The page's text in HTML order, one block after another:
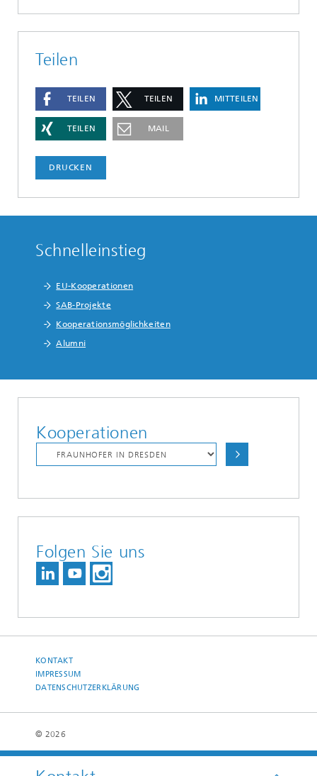
Teilen
TEILEN TEILEN MITTEILEN
TEILEN MAIL
DRUCKEN
Schnelleinstieg
EU-Kooperationen
SAB-Projekte
Kooperationsmöglichkeiten
Alumni
Kooperationen
Folgen Sie uns
KONTAKT
IMPRESSUM
DATENSCHUTZERKLÄRUNG
© 2026